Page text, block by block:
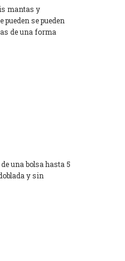
mantas y
pueden se pueden
de una forma
una bolsa hasta 5
y sin